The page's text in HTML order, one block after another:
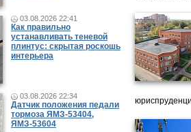
03.08.2026 22:41
Как правильно
устанавливать теневой
плинтус: скрытая роскошь
интерьера
03.08.2026 22:34
Датчик положения педали
тормоза ЯМЗ-53404,
ЯМЗ-53604